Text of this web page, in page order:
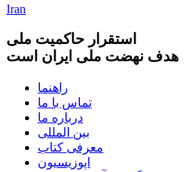
Iran
استقرار حاکميت ملی
هدف نهضت ملی ایران است
راهنما
تماس با ما
درباره ما
بین المللی
معرفی کتاب
اپوزیسیون